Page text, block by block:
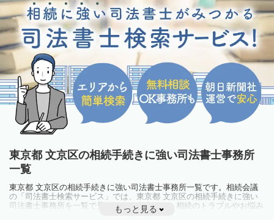
東京都 文京区の相続手続きに強い司法書士事務所
一覧
東京都 文京区の相続手続きに強い司法書士事務所一覧です。相続会議
の「司法書士検索サービス」では、東京都 文京区の相続手続きに強い
司法書士事務所を一覧で見ることが出来ます。相続のトラブルやお悩み
を抱えている方は一度近隣の司法書士に相談してみましょう。
もっと見る